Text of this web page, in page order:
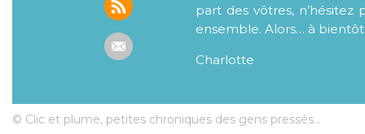
part des vôtres, n’hésitez
ensemble. Alors… à bientôt
Charlotte
© Clic et plume, petites chroniques des gens pressés...